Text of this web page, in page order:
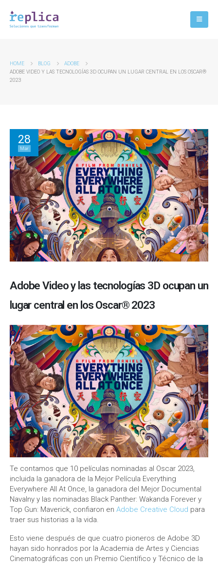
HOME BLOG
ADOBE
ADOBE VIDEO Y LAS TECNOLOGÍAS 3D OCUPAN UN LUGAR CENTRAL EN LOS OSCAR®
2023
28
Mar
Adobe Video y las tecnologías 3D ocupan un
lugar central en los Oscar® 2023
Te contamos que 10 películas nominadas al Oscar 2023,
incluida la ganadora de la Mejor Película Everything
Everywhere All At Once, la ganadora del Mejor Documental
Navalny y las nominadas Black Panther: Wakanda Forever y
Top Gun: Maverick, confiaron en Adobe Creative Cloud para
traer sus historias a la vida.
Esto viene después de que cuatro pioneros de Adobe 3D
hayan sido honrados por la Academia de Artes y Ciencias
Cinematográficas con un Premio Científico y Técnico de la